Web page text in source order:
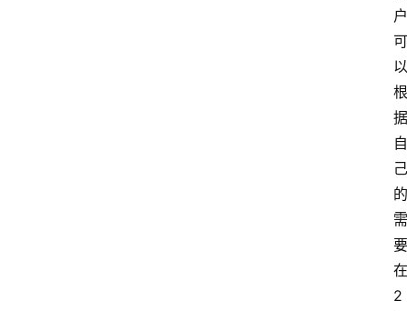
户
可
以
根
据
自
己
的
需
要
在
2